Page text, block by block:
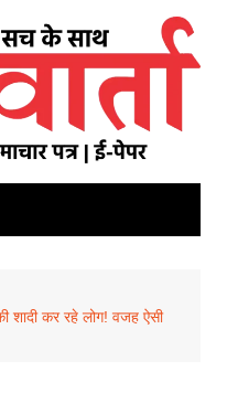
शादी कर रहे लोग! वजह ऐसी